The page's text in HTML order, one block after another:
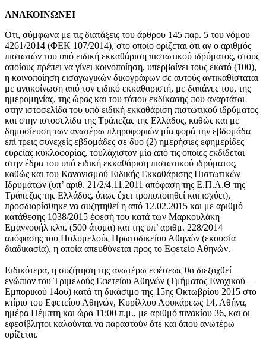
ΑΝΑΚΟΙΝΩΝΕΙ
Ότι, σύμφωνα με τις διατάξεις του άρθρου 145 παρ. 5 του νόμου
4261/2014 (ΦΕΚ 107/2014), στο οποίο ορίζεται ότι αν ο αριθμός
πιστωτών του υπό ειδική εκκαθάριση πιστωτικού ιδρύματος, στους
οποίους πρέπει να γίνει κοινοποίηση, υπερβαίνει τους εκατό (100),
η κοινοποίηση εισαγωγικών δικογράφων σε αυτούς αντικαθίσταται
με ανακοίνωση από τον ειδικό εκκαθαριστή, με δαπάνες του, της
ημερομηνίας, της ώρας και του τόπου εκδίκασης που αναρτάται
στην ιστοσελίδα του υπό ειδική εκκαθάριση πιστωτικού ιδρύματος
και στην ιστοσελίδα της Τράπεζας της Ελλάδος, καθώς και με
δημοσίευση των ανωτέρω πληροφοριών μία φορά την εβδομάδα
επί τρεις συνεχείς εβδομάδες σε δυο (2) ημερήσιες εφημερίδες
ευρείας κυκλοφορίας, τουλάχιστον μία από τις οποίες εκδίδεται
στην έδρα του υπό ειδική εκκαθάριση πιστωτικού ιδρύματος,
καθώς και του Κανονισμού Ειδικής Εκκαθάρισης Πιστωτικών
Ιδρυμάτων (υπ’ αριθ. 21/2/4.11.2011 απόφαση της Ε.Π.Α.Θ της
Τράπεζας της Ελλάδος, όπως έχει τροποποιηθεί και ισχύει),
προσδιορίσθηκε να συζητηθεί η από 12.02.2015 και με αριθμό
κατάθεσης 1038/2015 έφεσή του κατά των Μαρκουλάκη
Εμαννουήλ κλπ. (500 άτομα) και της υπ’ αριθμ. 228/2014
απόφασης του Πολυμελούς Πρωτοδικείου Αθηνών (εκουσία
διαδικασία), η οποία απευθύνεται προς το Εφετείο Αθηνών.
Ειδικότερα, η συζήτηση της ανωτέρω εφέσεως θα διεξαχθεί
ενώπιον του Τριμελούς Εφετείου Αθηνών (Τμήματος Ενοχικού –
Εμπορικού 14ου) κατά τη δικάσιμο της 15ης Οκτωβρίου 2015 στο
κτίριο του Εφετείου Αθηνών, Κυρίλλου Λουκάρεως 14, Αθήνα,
ημέρα Πέμπτη και ώρα 11:00 π.μ., με αριθμό πινακίου 36, και οι
εφεσίβλητοι καλούνται να παραστούν ότε και όπου ανωτέρω
ορίζεται.